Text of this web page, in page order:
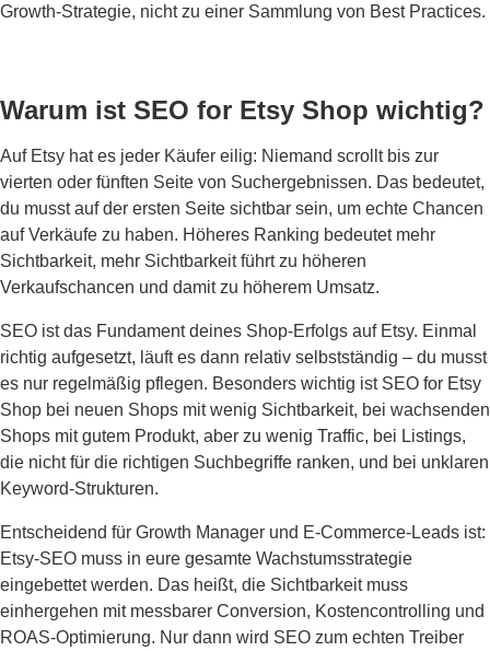
Growth-Strategie, nicht zu einer Sammlung von Best Practices.
Warum ist SEO for Etsy Shop wichtig?
Auf Etsy hat es jeder Käufer eilig: Niemand scrollt bis zur
vierten oder fünften Seite von Suchergebnissen. Das bedeutet,
du musst auf der ersten Seite sichtbar sein, um echte Chancen
auf Verkäufe zu haben. Höheres Ranking bedeutet mehr
Sichtbarkeit, mehr Sichtbarkeit führt zu höheren
Verkaufschancen und damit zu höherem Umsatz.
SEO ist das Fundament deines Shop-Erfolgs auf Etsy. Einmal
richtig aufgesetzt, läuft es dann relativ selbstständig – du musst
es nur regelmäßig pflegen. Besonders wichtig ist SEO for Etsy
Shop bei neuen Shops mit wenig Sichtbarkeit, bei wachsenden
Shops mit gutem Produkt, aber zu wenig Traffic, bei Listings,
die nicht für die richtigen Suchbegriffe ranken, und bei unklaren
Keyword-Strukturen.
Entscheidend für Growth Manager und E-Commerce-Leads ist:
Etsy-SEO muss in eure gesamte Wachstumsstrategie
eingebettet werden. Das heißt, die Sichtbarkeit muss
einhergehen mit messbarer Conversion, Kostencontrolling und
ROAS-Optimierung. Nur dann wird SEO zum echten Treiber